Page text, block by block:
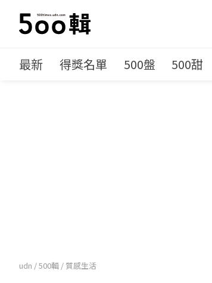
最新 得獎名單 500盤 500甜
udn /500輯 / 質感生活